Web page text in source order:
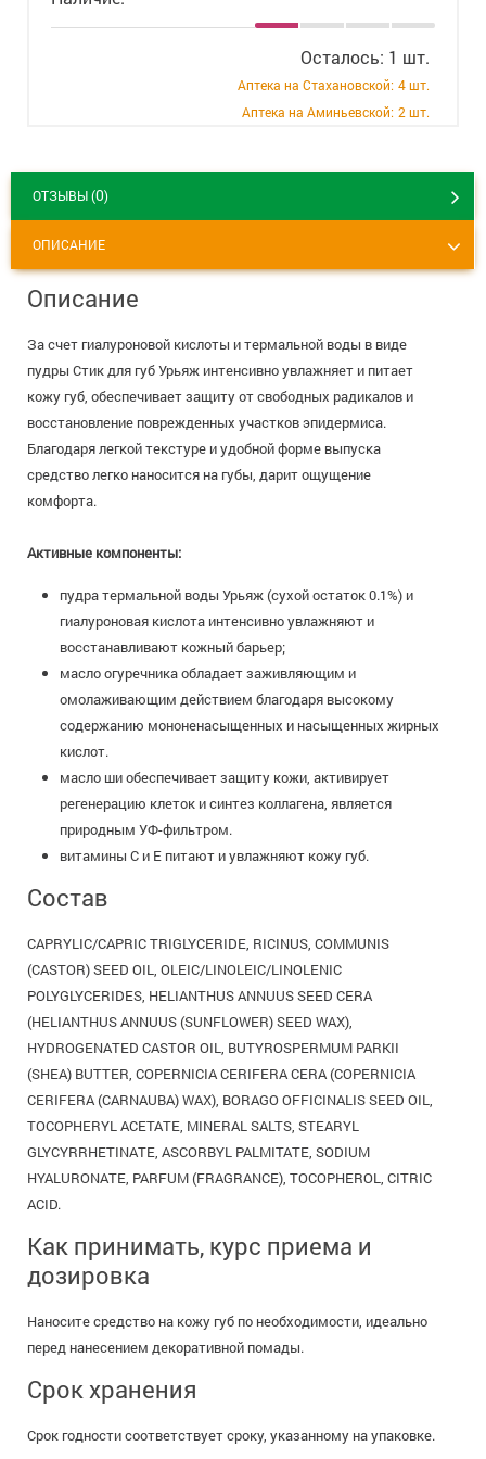
Осталось: 1 шт.
Аптека на Стахановской: 4 шт.
Аптека на Аминьевской: 2 шт.
ОТЗЫВЫ (0)
ОПИСАНИЕ
Описание
За счет гиалуроновой кислоты и термальной воды в виде
пудры Стик для губ Урьяж интенсивно увлажняет и питает
кожу губ, обеспечивает защиту от свободных радикалов и
восстановление поврежденных участков эпидермиса.
Благодаря легкой текстуре и удобной форме выпуска
средство легко наносится на губы, дарит ощущение
комфорта.
Активные компоненты:
пудра термальной воды Урьяж (сухой остаток 0.1%) и
гиалуроновая кислота интенсивно увлажняют и
восстанавливают кожный барьер;
масло огуречника обладает заживляющим и
омолаживающим действием благодаря высокому
содержанию мононенасыщенных и насыщенных жирных
кислот.
масло ши обеспечивает защиту кожи, активирует
регенерацию клеток и синтез коллагена, является
природным УФ-фильтром.
витамины С и Е питают и увлажняют кожу губ.
Состав
CAPRYLIC/CAPRIC TRIGLYCERIDE, RICINUS, COMMUNIS
(CASTOR) SEED OIL, OLEIC/LINOLEIC/LINOLENIC
POLYGLYCERIDES, HELIANTHUS ANNUUS SEED CERA
(HELIANTHUS ANNUUS (SUNFLOWER) SEED WAX),
HYDROGENATED CASTOR OIL, BUTYROSPERMUM PARKII
(SHEA) BUTTER, COPERNICIA CERIFERA CERA (COPERNICIA
CERIFERA (CARNAUBA) WAX), BORAGO OFFICINALIS SEED OIL,
TOCOPHERYL ACETATE, MINERAL SALTS, STEARYL
GLYCYRRHETINATE, ASCORBYL PALMITATE, SODIUM
HYALURONATE, PARFUM (FRAGRANCE), TOCOPHEROL, CITRIC
ACID.
Как принимать, курс приема и
дозировка
Наносите средство на кожу губ по необходимости, идеально
перед нанесением декоративной помады.
Срок хранения
Срок годности соответствует сроку, указанному на упаковке.